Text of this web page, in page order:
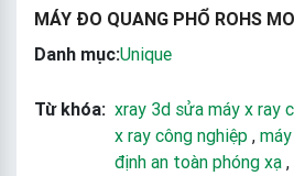
MÁY ĐO QUANG PHỔ ROHS
Danh mục:Unique
Từ khóa: xray 3d sửa máy x ray
x ray công nghiệp ,
định an toàn phóng xạ ,